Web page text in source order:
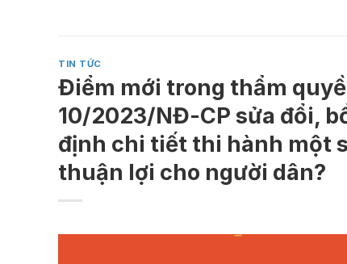
TIN TỨC
Điểm mới trong thẩm
10/2023/NĐ-CP sửa đổi,
định chi tiết thi hành một
thuận lợi cho người dân?